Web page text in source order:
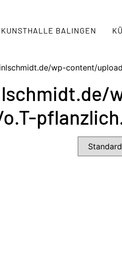
KUNSTHALLE BALINGEN
wp-content/